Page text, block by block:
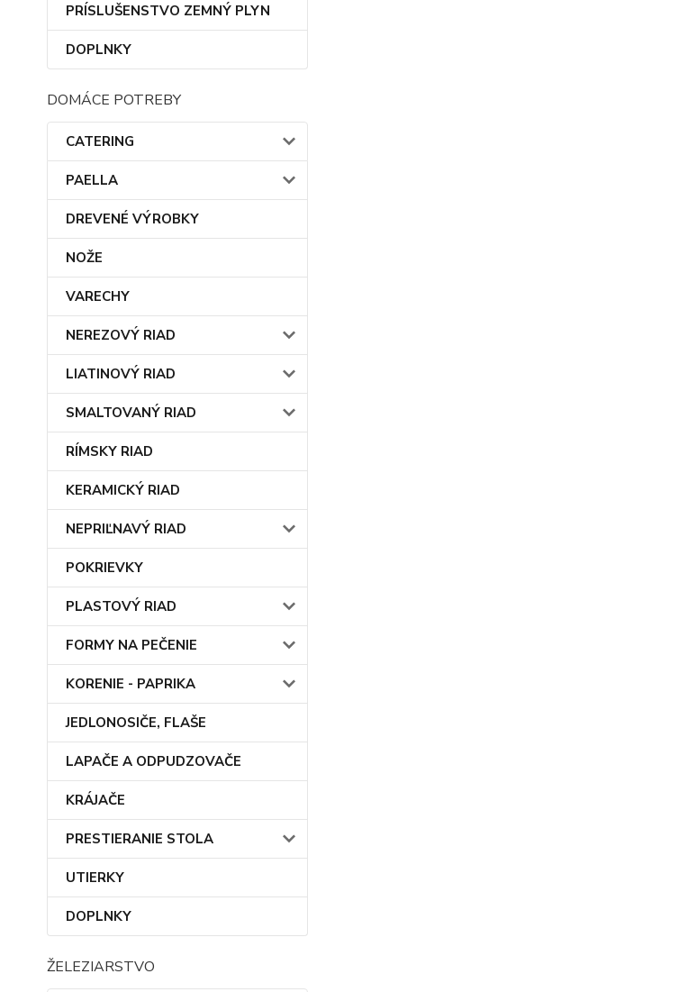
PRÍSLUŠENSTVO ZEMNÝ PLYN
DOPLNKY
DOMÁCE POTREBY
CATERING
PAELLA
DREVENÉ VÝROBKY
NOŽE
VARECHY
NEREZOVÝ RIAD
LIATINOVÝ RIAD
SMALTOVANÝ RIAD
RÍMSKY RIAD
KERAMICKÝ RIAD
NEPRIĽNAVÝ RIAD
POKRIEVKY
PLASTOVÝ RIAD
FORMY NA PEČENIE
KORENIE - PAPRIKA
JEDLONOSIČE, FLAŠE
LAPAČE A ODPUDZOVAČE
KRÁJAČE
PRESTIERANIE STOLA
UTIERKY
DOPLNKY
ŽELEZIARSTVO